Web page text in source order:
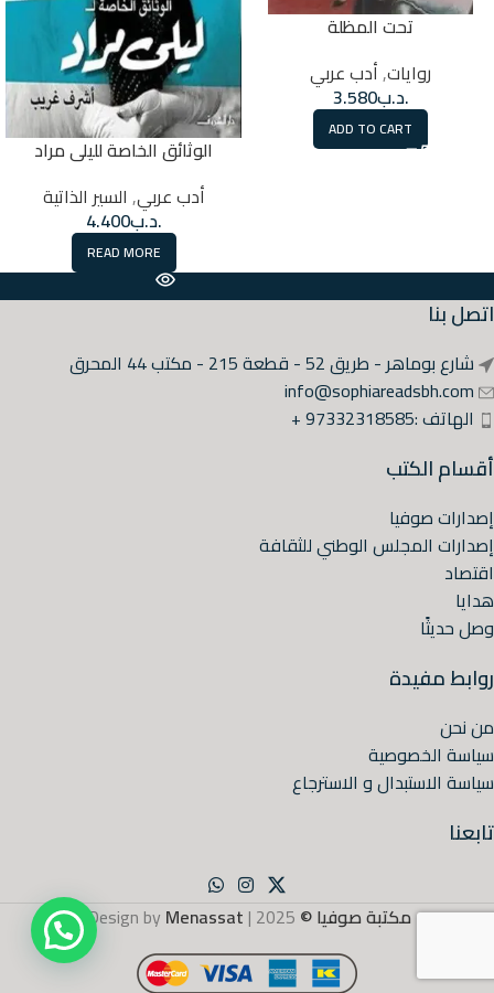
تحت المظلة
روايات,أدب عربي
.د.ب3.580
ADD TO CART
الوثائق الخاصة لليلى مراد
أدب عربي, السير الذاتية
.د.ب4.400
READ MORE
اتصل بنا
شارع بوماهر - طريق 52 - قطعة 215 - مكتب 44 المحرق
info@sophiareadsbh.com
الهاتف :97332318585 +
أقسام الكتب
إصدارات صوفيا
إصدارات المجلس الوطني للثقافة
اقتصاد
هدايا
وصل حديثًا
روابط مفيدة
من نحن
سياسة الخصوصية
سياسة الاستبدال و الاسترجاع
تابعنا
مكتبة صوفيا © 2025 | Design by
Menassat
.